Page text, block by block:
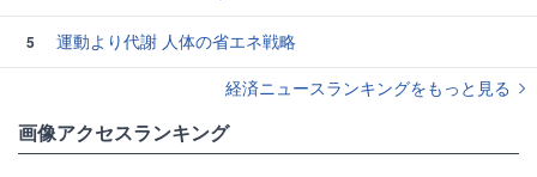
5
運動より代謝 人体の省エネ戦略
経済ニュースランキングをもっと見る
画像アクセスランキング